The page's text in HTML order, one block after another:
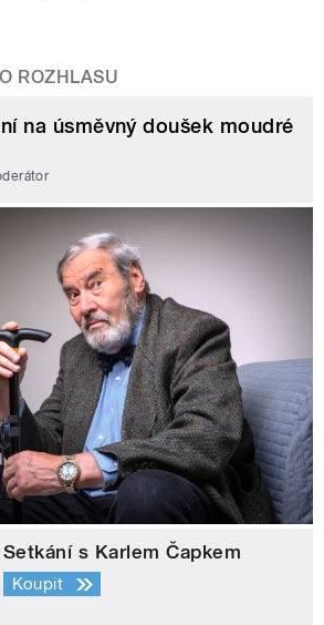
ROZHLASU
na úsměvný doušek moudré
Setkání s Karlem Čapkem
Koupit